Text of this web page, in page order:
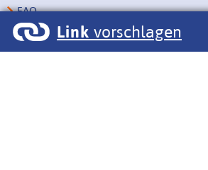
Link vorschlagen
FAQ
Copyright